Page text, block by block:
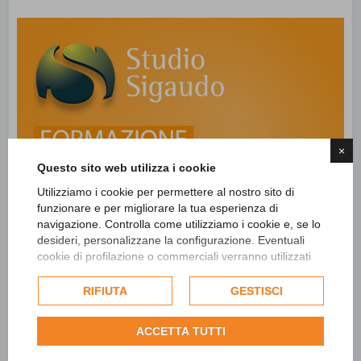
×
Questo sito web utilizza i cookie
Utilizziamo i cookie per permettere al nostro sito di
funzionare e per migliorare la tua esperienza di
navigazione. Controlla come utilizziamo i cookie e, se lo
desideri, personalizzane la configurazione. Eventuali
cookie di profilazione o commerciali verranno utilizzati
dell'utente e, se consentito, potrebbero essere utilizzati
per personalizzare gli annunci pubblicitari. Per ulteriori
informazioni su come Google utilizza i dati raccolti,
politica sulla privacy di Google
RIFIUTA GESTISCI
ACCETTA TUTTI